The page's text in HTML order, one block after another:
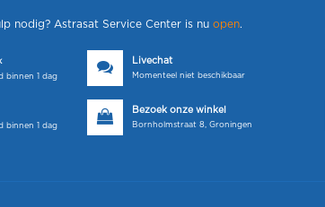
nodig? Astrasat Service Center is nu open.
binnen 1 dag
Livechat
Momenteel niet beschikbaar
binnen 1 dag
Bezoek onze winkel
Bornholmstraat 8, Groningen